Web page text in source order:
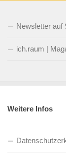
Newsletter auf
ich.raum |
Weitere Infos